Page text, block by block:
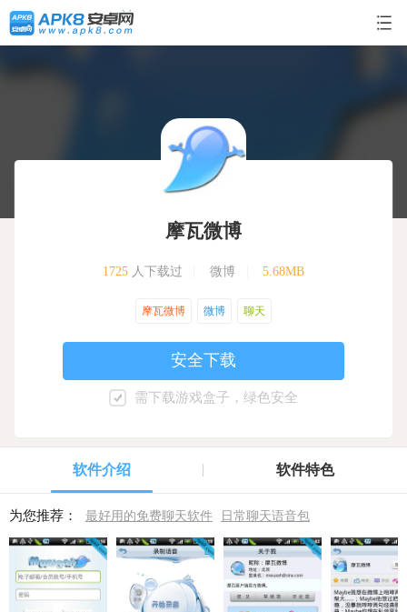
摩瓦微博
1725人下载过 微博 5.68MB
摩瓦微博 微博 聊天
安全下载
需下载游戏盒子，绿色安全
软件介绍 软件特色
为您推荐： 最好用的免费聊天软件 日常聊天语音包